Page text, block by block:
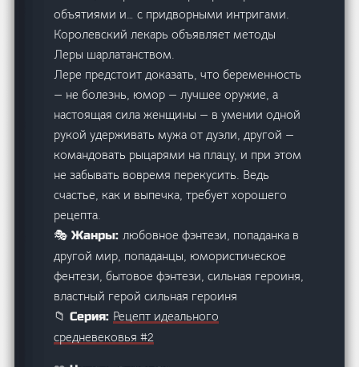
объятиями и… с придворными интригами.
Королевский лекарь объявляет методы
Леры шарлатанством.
Лере предстоит доказать, что беременность
— не болезнь, юмор — лучшее оружие, а
настоящая сила женщины — в умении одной
рукой удерживать мужа от дуэли, другой —
командовать рыцарями на плацу, и при этом
не забывать вовремя перекусить. Ведь
счастье, как и выпечка, требует хорошего
рецепта.
🎭 Жанры:любовное фэнтези, попаданка в
другой мир, попаданцы, юмористическое
фентези, бытовое фэнтези, сильная героиня,
властный герой сильная героиня
📁 Серия: Рецепт идеального
средневековья #2